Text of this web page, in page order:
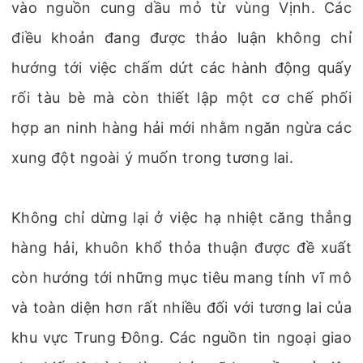
vào nguồn cung dầu mỏ từ vùng Vịnh. Các
điều khoản đang được thảo luận không chỉ
hướng tới việc chấm dứt các hành động quấy
rối tàu bè mà còn thiết lập một cơ chế phối
hợp an ninh hàng hải mới nhằm ngăn ngừa các
xung đột ngoài ý muốn trong tương lai.
Không chỉ dừng lại ở việc hạ nhiệt căng thẳng
hàng hải, khuôn khổ thỏa thuận được đề xuất
còn hướng tới những mục tiêu mang tính vĩ mô
và toàn diện hơn rất nhiều đối với tương lai của
khu vực Trung Đông. Các nguồn tin ngoại giao